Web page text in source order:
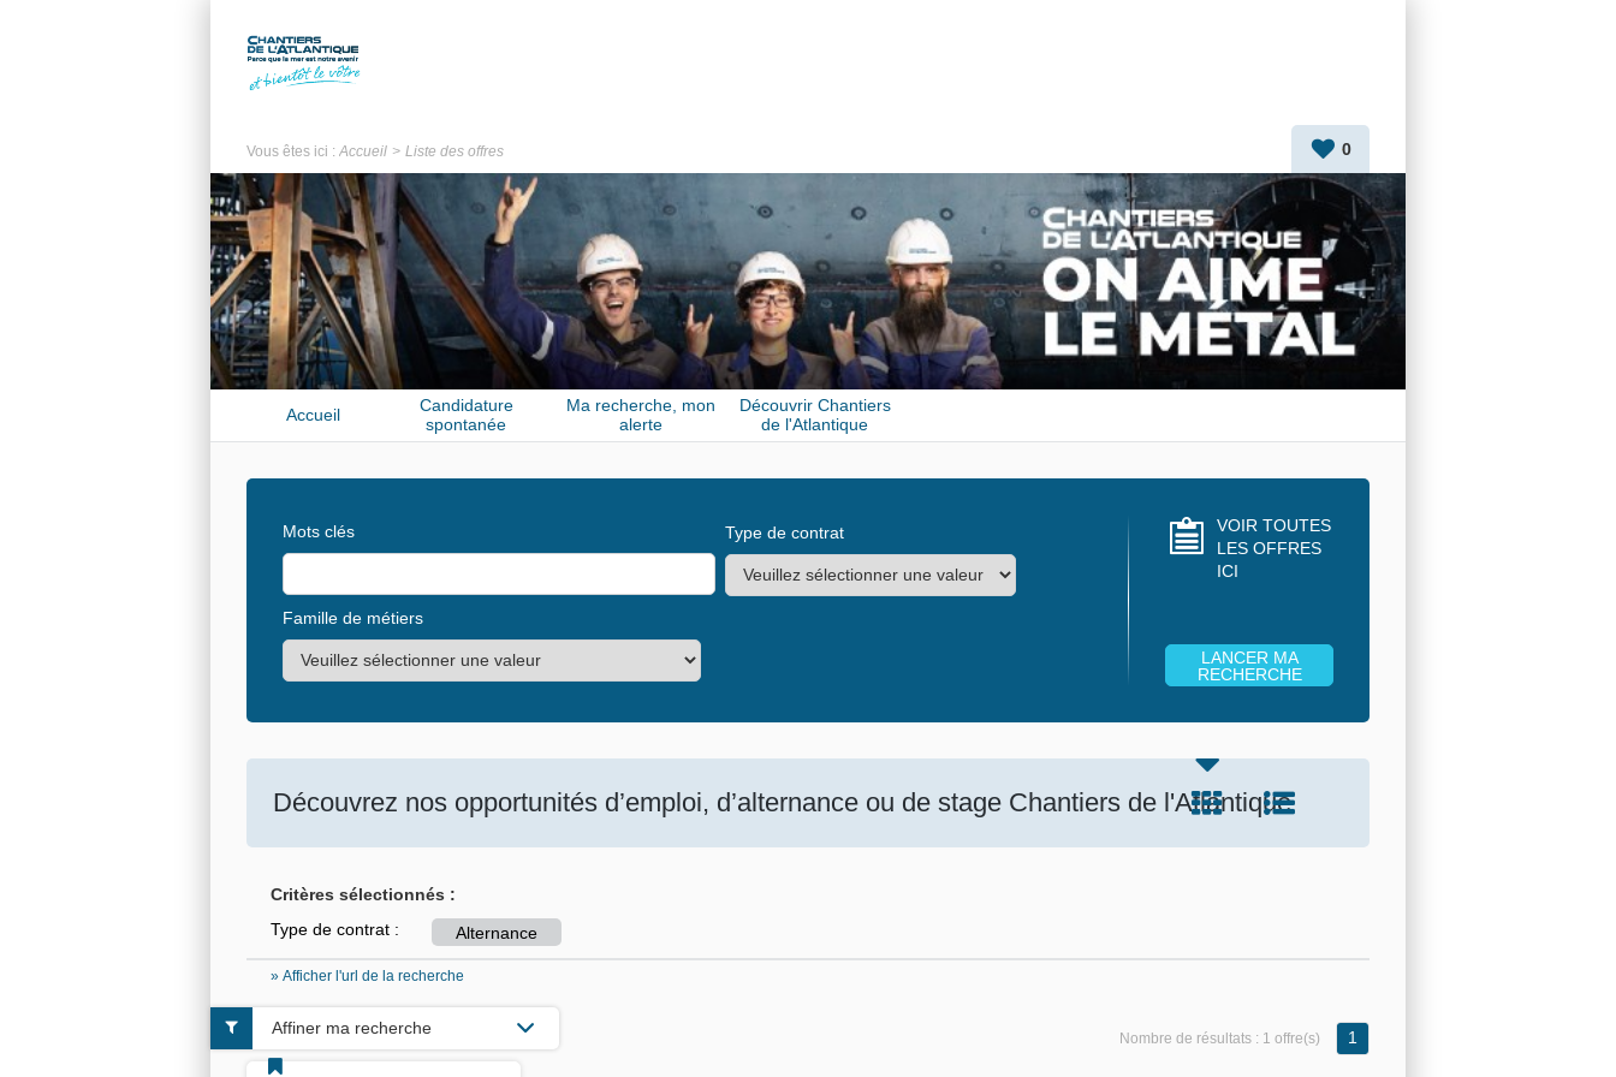
Vous êtes ici : Accueil Liste des offres 0
Accueil
Candidature
spontanée
Ma recherche, mon
alerte
Découvrir Chantiers
de l'Atlantique
Mots clés Type de contrat
Famille de métiers
VOIR TOUTES
LES OFFRES
ICI
Découvrez nos opportunités d’emploi, d’alternance ou de stage Chantiers de l'Atlantique
Critères sélectionnés :
Type de contrat :
Alternance
» Afficher l'url de la recherche
Nombre de résultats : 1 offre(s) 1
Affiner ma recherche